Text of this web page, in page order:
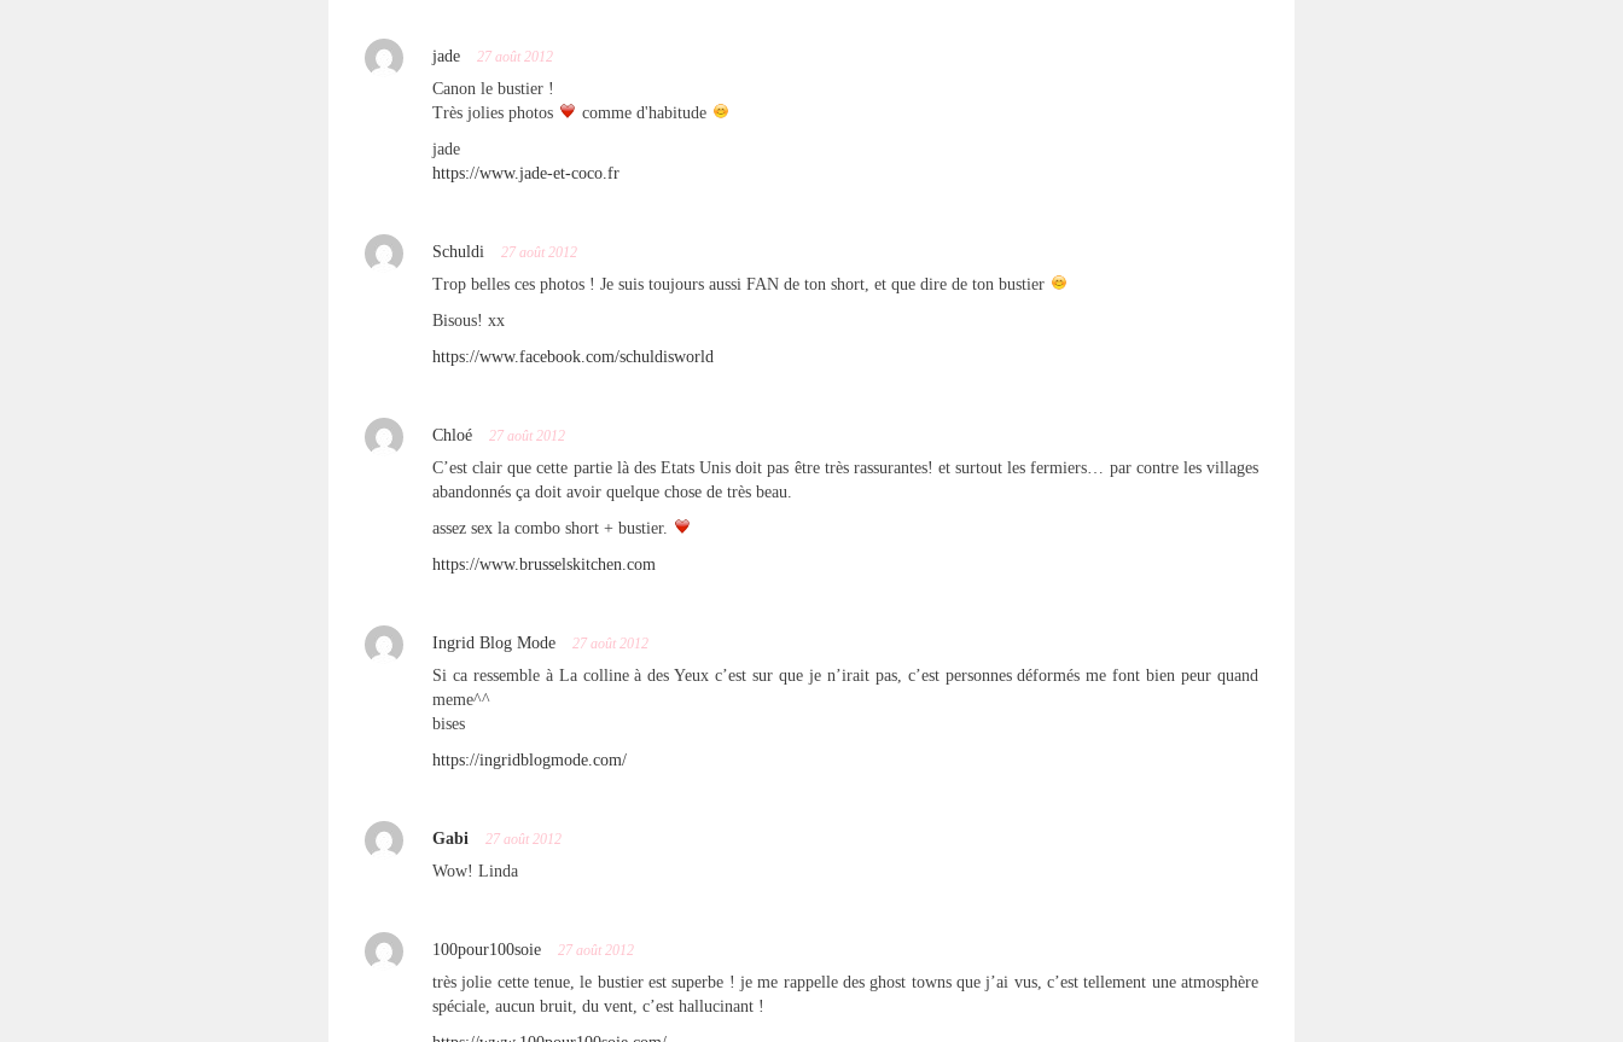
jade 27 août 2012
Canon le bustier !
Très jolies photos
comme d'habitude
jade
https://www.jade-et-coco.fr
Schuldi 27 août 2012
Trop belles ces photos ! Je suis toujours aussi FAN de ton short, et que dire de ton bustier
Bisous! xx
https://www.facebook.com/schuldisworld
Chloé 27 août 2012
C’est clair que cette partie là des Etats Unis doit pas être très rassurantes! et surtout les fermiers… par contre les villages
abandonnés ça doit avoir quelque chose de très beau.
assez sex la combo short + bustier.
https://www.brusselskitchen.com
Ingrid Blog Mode 27 août 2012
Si ca ressemble à La colline à des Yeux c’est sur que je n’irait pas, c’est personnes déformés me font bien peur quand
meme^^
bises
https://ingridblogmode.com/
Gabi 27 août 2012
Wow! Linda
100pour100soie 27 août 2012
très jolie cette tenue, le bustier est superbe ! je me rappelle des ghost towns que j’ai vus, c’est tellement une atmosphère
spéciale, aucun bruit, du vent, c’est hallucinant !